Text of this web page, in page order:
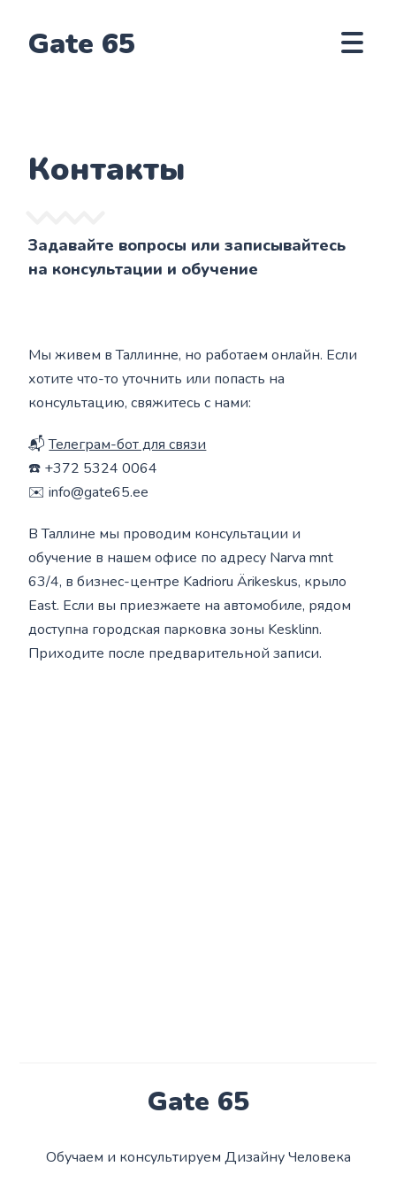
Gate 65
Контакты
Задавайте вопросы или записывайтесь
на консультации и обучение
Мы живем в Таллинне, но работаем онлайн. Если
хотите что-то уточнить или попасть на
консультацию, свяжитесь с нами:
📬Телеграм-бот для связи
☎️ +372 5324 0064
✉️ info@gate65.ee
В Таллине мы проводим консультации и
обучение в нашем офисе по адресу Narva mnt
63/4, в бизнес-центре Kadrioru Ärikeskus, крыло
East. Если вы приезжаете на автомобиле, рядом
доступна городская парковка зоны Kesklinn.
Приходите после предварительной записи.
Gate 65
Обучаем и консультируем Дизайну Человека